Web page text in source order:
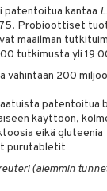
patentoitua kantaa
Probioottiset
maailman
tutkimusta yli 19
200
patentoitua
käyttöön,
eikä gluteenia
purutabletit
(aiemmin